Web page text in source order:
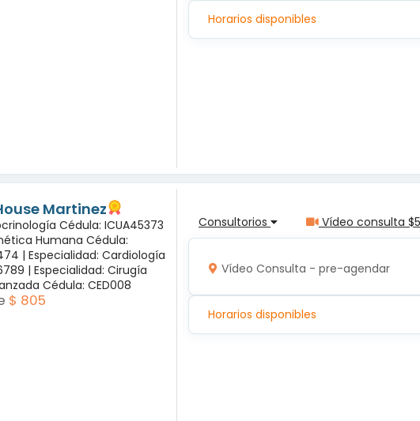
Horarios disponibles
Martinez
Cédula: ICUA45373
Humana Cédula:
| Especialidad: Cardiología
| Especialidad: Cirugía
Cédula: CED008
$ 805
Consultorios Vídeo consulta
Vídeo Consulta - pre-agendar
Horarios disponibles